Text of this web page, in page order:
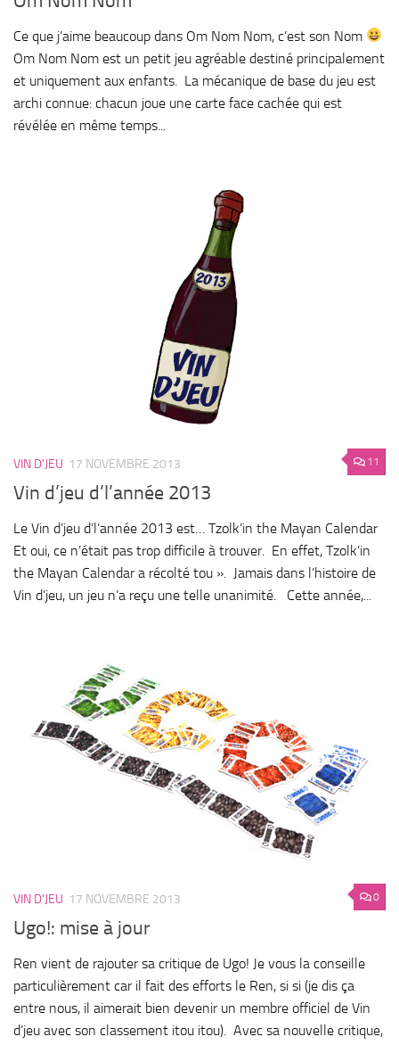
Ce que j’aime beaucoup dans Om Nom Nom, c’est son Nom
Om Nom Nom est un petit jeu agréable destiné principalement
et uniquement aux enfants. La mécanique de base du jeu est
archi connue: chacun joue une carte face cachée qui est
révélée en même temps...
11
VIN D'JEU 17 NOVEMBRE 2013
Vin d’jeu d’l’année 2013
Le Vin d’jeu d’l’année 2013 est… Tzolk’in the Mayan Calendar
Et oui, ce n’était pas trop difficile à trouver. En effet, Tzolk’in
the Mayan Calendar a récolté tou ». Jamais dans l’histoire de
Vin d’jeu, un jeu n’a reçu une telle unanimité. Cette année,...
0
VIN D'JEU 17 NOVEMBRE 2013
Ugo!: mise à jour
Ren vient de rajouter sa critique de Ugo! Je vous la conseille
particulièrement car il fait des efforts le Ren, si si (je dis ça
entre nous, il aimerait bien devenir un membre officiel de Vin
d’jeu avec son classement itou itou). Avec sa nouvelle critique,